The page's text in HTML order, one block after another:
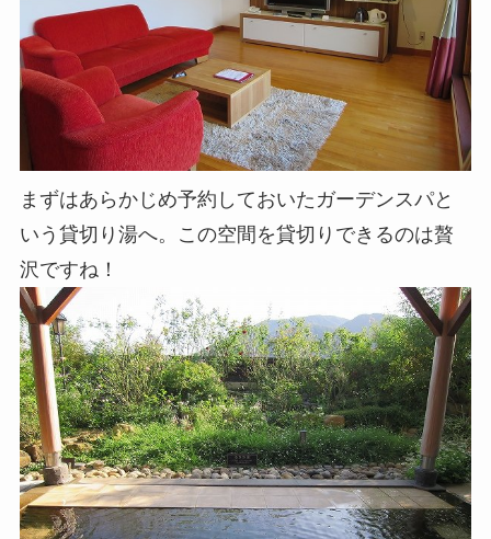
まずはあらかじめ予約しておいたガーデンスパと
いう貸切り湯へ。この空間を貸切りできるのは贅
沢ですね！